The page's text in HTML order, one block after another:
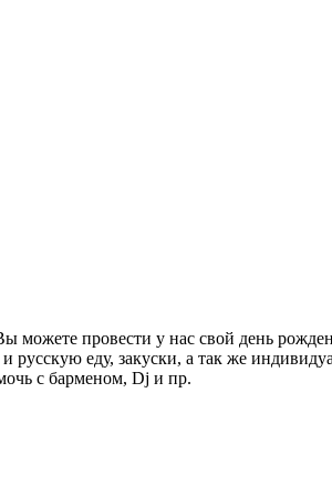
провести у нас свой день
еду, закуски, а так же
с барменом, Dj и пр.